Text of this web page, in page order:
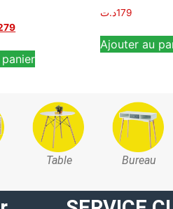
179د.ت
Ajouter au
Table Bureau